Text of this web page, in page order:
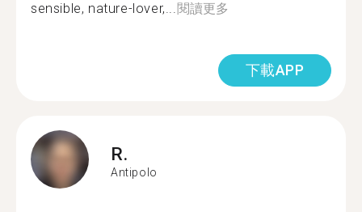
sensible, nature-lover,...閱讀更多
下載APP
R.
Antipolo